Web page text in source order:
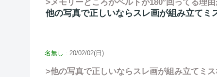
>メモリーどころかベルトが180°回ってる理
他の写真で正しいならスレ画が組み立てミ
名無し : 20/02/02(日)
>他の写真で正しいならスレ画が組み立てミ